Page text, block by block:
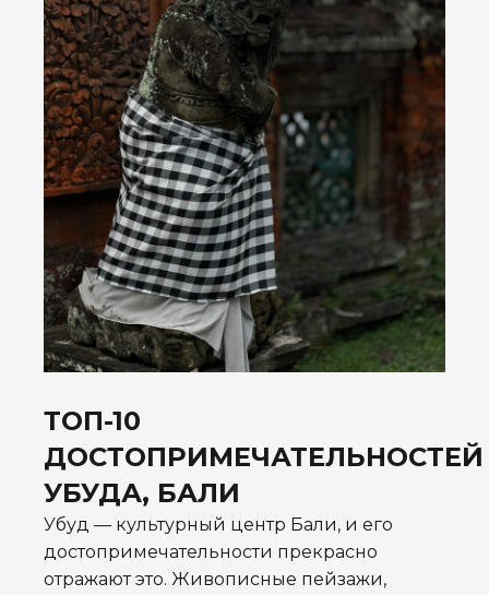
ТОП-10
ДОСТОПРИМЕЧАТЕЛЬНОСТЕЙ
УБУДА, БАЛИ
Убуд — культурный центр Бали, и его
достопримечательности прекрасно
отражают это. Живописные пейзажи,